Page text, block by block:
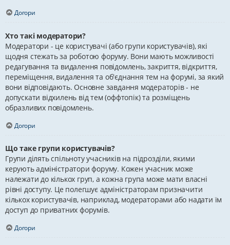
Догори
Хто такі модератори?
Модератори - це користувачі (або групи користувачів), які
щодня стежать за роботою форуму. Вони мають можливості
редагування та видалення повідомлень, закриття, відкриття,
переміщення, видалення та об'єднання тем на форумі, за який
вони відповідають. Основне завдання модераторів - не
допускати відхилень від тем (оффтопік) та розміщень
образливих повідомлень.
Догори
Що таке групи користувачів?
Групи ділять спільноту учасників на підрозділи, якими
керують адміністратори форуму. Кожен учасник може
належати до кількох груп, а кожна група може мати власні
рівні доступу. Це полегшує адміністраторам призначити
кількох користувачів, наприклад, модераторами або надати їм
доступ до приватних форумів.
Догори